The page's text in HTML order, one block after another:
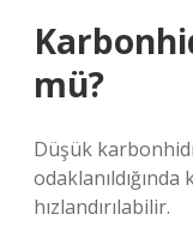
mü?
Düşük
hızlandırılabilir.